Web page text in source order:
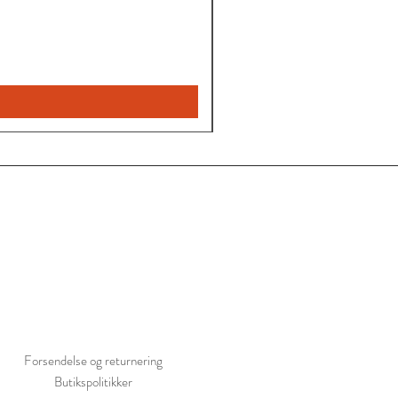
Forsendelse og returnering
Butikspolitikker